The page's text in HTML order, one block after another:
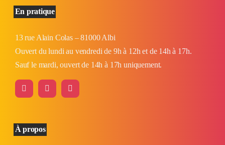
En pratique
13 rue Alain Colas – 81000 Albi
Ouvert du lundi au vendredi de 9h à 12h et de 14h à 17h.
Sauf le mardi, ouvert de 14h à 17h uniquement.
À propos